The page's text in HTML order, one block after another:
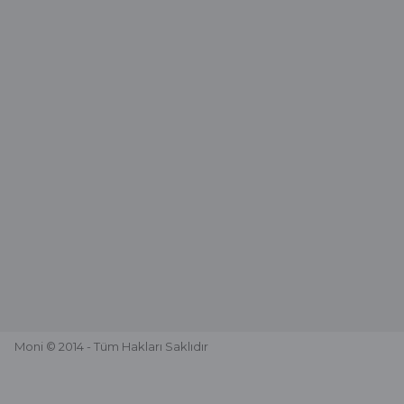
Moni © 2014 - Tüm Hakları Saklıdır